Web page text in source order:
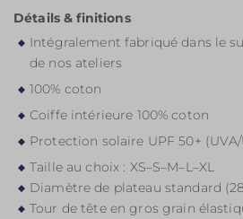
Détails & finitions
Intégralement fabriqué dans le
de nos ateliers
100% coton
Coiffe intérieure 100% coton
Protection solaire UPF 50+
Taille au choix : XS–S–M–L–XL
Diamètre de plateau standard
Tour de tête en gros grain